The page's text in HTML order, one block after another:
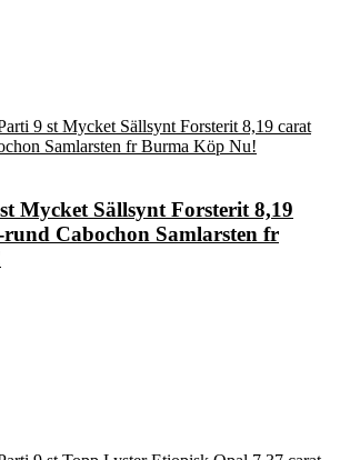
Mycket Sällsynt Forsterit 8,19
Cabochon Samlarsten fr